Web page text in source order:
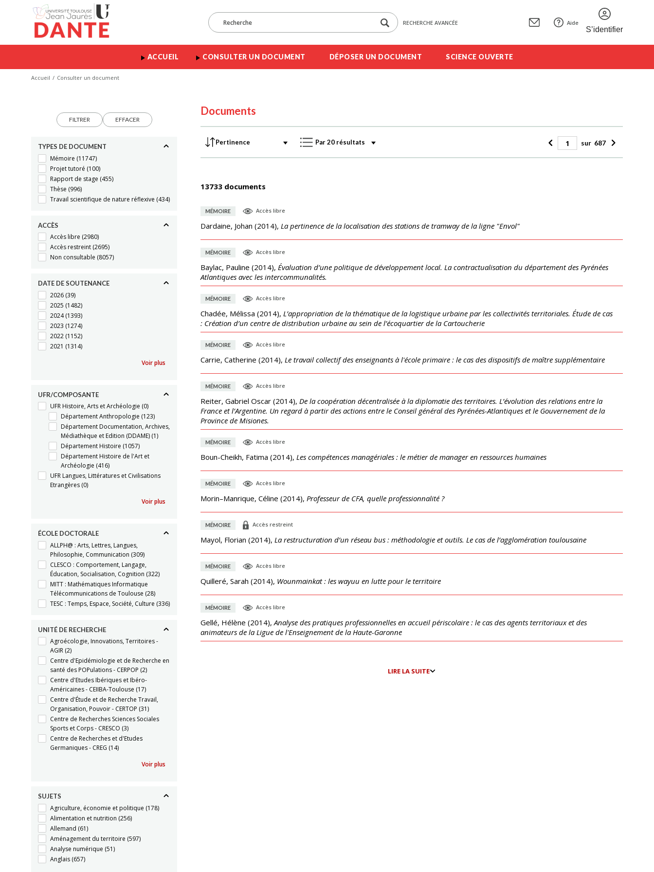
RECHERCHE AVANCÉE Aide
S’identifier
ACCUEIL CONSULTER UN DOCUMENT DÉPOSER UN DOCUMENT SCIENCE OUVERTE
Accueil Consulter un document
FILTRER EFFACER
TYPES DE DOCUMENT
Mémoire (11747)
Projet tutoré (100)
Rapport de stage (455)
Thèse (996)
Travail scientifique de nature réflexive (434)
ACCÈS
Accès libre (2980)
Accès restreint (2695)
Non consultable (8057)
DATE DE SOUTENANCE
2026 (39)
2025 (1482)
2024(1393)
2023 (1274)
2022 (1152)
2021 (1314)
Voir plus
UFR/COMPOSANTE
UFR Histoire, Arts et Archéologie (0)
Département Anthropologie (123)
Département Documentation, Archives,
Médiathèque et Edition (DDAME) (1)
Département Histoire (1057)
Département Histoire de l'Art et
Archéologie (416)
UFR Langues, Littératures et Civilisations
Etrangères (0)
Voir plus
ÉCOLE DOCTORALE
ALLPH@ : Arts, Lettres, Langues,
Philosophie, Communication (309)
CLESCO : Comportement, Langage,
Éducation, Socialisation, Cognition (322)
MITT : Mathématiques Informatique
Télécommunications de Toulouse (28)
TESC : Temps, Espace, Société, Culture (336)
UNITÉ DE RECHERCHE
Agroécologie, Innovations, Territoires -
AGIR (2)
Centre d'Epidémiologie et de Recherche en
santé des POPulations - CERPOP (2)
Centre d'Etudes Ibériques et Ibéro-
Américaines - CEIIBA-Toulouse (17)
Centre d'Étude et de Recherche Travail,
Organisation, Pouvoir - CERTOP (31)
Centre de Recherches Sciences Sociales
Sports et Corps - CRESCO (3)
Centre de Recherches et d'Etudes
Germaniques - CREG (14)
Voir plus
SUJETS
Agriculture, économie et politique (178)
Alimentation et nutrition (256)
Allemand (61)
Aménagement du territoire (597)
Analyse numérique (51)
Anglais (657)
Documents
sur 687
13733 documents
MÉMOIRE Accès libre
Dardaine, Johan (2014), La pertinence de la localisation des stations de tramway de la ligne "Envol"
MÉMOIRE Accès libre
Baylac, Pauline (2014), Évaluation d’une politique de développement local. La contractualisation du département des Pyrénées
Atlantiques avec les intercommunalités.
MÉMOIRE Accès libre
Chadée, Mélissa (2014), L’appropriation de la thématique de la logistique urbaine par les collectivités territoriales. Étude de cas
: Création d’un centre de distribution urbaine au sein de l’écoquartier de la Cartoucherie
MÉMOIRE Accès libre
Carrie, Catherine (2014), Le travail collectif des enseignants à l'école primaire : le cas des dispositifs de maître supplémentaire
MÉMOIRE Accès libre
Reiter, Gabriel Oscar (2014), De la coopération décentralisée à la diplomatie des territoires. L’évolution des relations entre la
France et l’Argentine. Un regard à partir des actions entre le Conseil général des Pyrénées-Atlantiques et le Gouvernement de la
Province de Misiones.
MÉMOIRE Accès libre
Boun-Cheikh, Fatima (2014), Les compétences managériales : le métier de manager en ressources humaines
MÉMOIRE Accès libre
Morin–Manrique, Céline (2014), Professeur de CFA, quelle professionnalité ?
MÉMOIRE Accès restreint
Mayol, Florian (2014), La restructuration d’un réseau bus : méthodologie et outils. Le cas de l’agglomération toulousaine
MÉMOIRE Accès libre
Quilleré, Sarah (2014), Wounmainkat : les wayuu en lutte pour le territoire
MÉMOIRE Accès libre
Gellé, Hélène (2014),Analyse des pratiques professionnelles en accueil périscolaire : le cas des agents territoriaux et des
animateurs de la Ligue de l'Enseignement de la Haute-Garonne
LIRE LA SUITE